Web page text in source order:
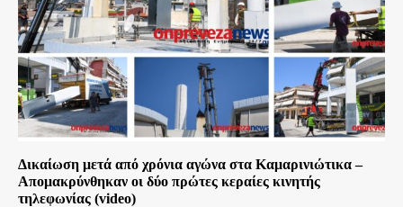
Δικαίωση μετά από χρόνια αγώνα στα Καμαρινιώτικα –
Απομακρύνθηκαν οι δύο πρώτες κεραίες κινητής
τηλεφωνίας (video)